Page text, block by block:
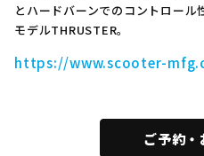
とハードバーンでのコントロー
モデルTHRUSTER。
https://www.scooter-
ご予約・